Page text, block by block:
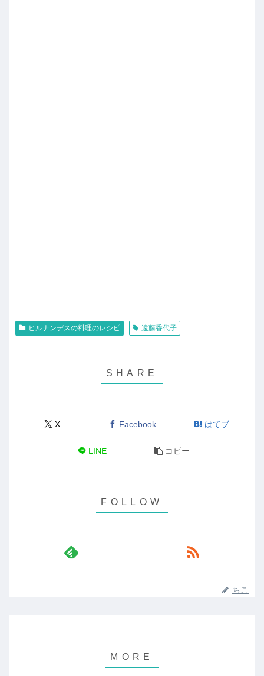
ヒルナンデスの料理のレシピ 遠藤香代子
X Facebook はてブ
LINE コピー
ちこ